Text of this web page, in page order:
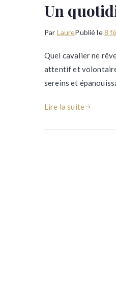
Un
Par LaurePublié le8
Quel cavalier ne
attentif et volontaire
sereins et
Lire la suite